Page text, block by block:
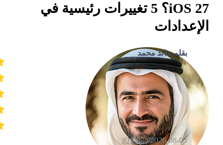
iOS 27؟ 5 تغييرات رئيسية في
الإعدادات
بقلم خالد محمد
2026-08-05 /
iOS 27